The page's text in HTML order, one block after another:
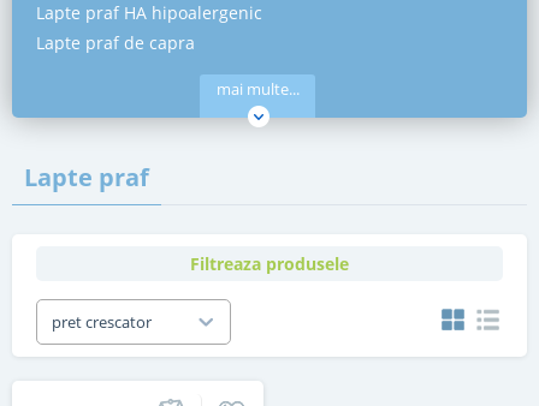
Lapte praf HA hipoalergenic
Lapte praf de capra
mai multe...
Lapte praf
Filtreaza produsele
pret crescator